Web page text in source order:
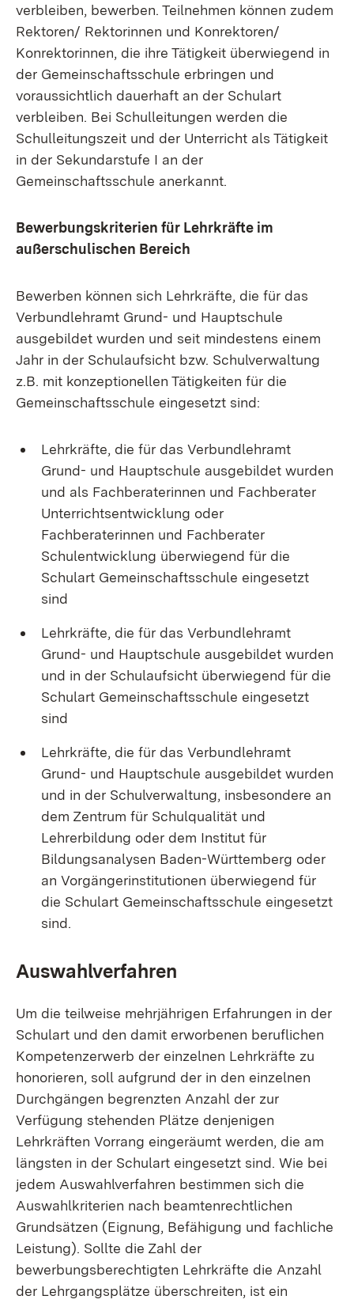
verbleiben, bewerben. Teilnehmen können zudem
Rektoren/ Rektorinnen und Konrektoren/
Konrektorinnen, die ihre Tätigkeit überwiegend in
der Gemeinschaftsschule erbringen und
voraussichtlich dauerhaft an der Schulart
verbleiben. Bei Schulleitungen werden die
Schulleitungszeit und der Unterricht als Tätigkeit
in der Sekundarstufe I an der
Gemeinschaftsschule anerkannt.
Bewerbungskriterien für Lehrkräfte im
außerschulischen Bereich
Bewerben können sich Lehrkräfte, die für das
Verbundlehramt Grund- und Hauptschule
ausgebildet wurden und seit mindestens einem
Jahr in der Schulaufsicht bzw. Schulverwaltung
z.B. mit konzeptionellen Tätigkeiten für die
Gemeinschaftsschule eingesetzt sind:
Lehrkräfte, die für das Verbundlehramt
Grund- und Hauptschule ausgebildet wurden
und als Fachberaterinnen und Fachberater
Unterrichtsentwicklung oder
Fachberaterinnen und Fachberater
Schulentwicklung überwiegend für die
Schulart Gemeinschaftsschule eingesetzt
sind
Lehrkräfte, die für das Verbundlehramt
Grund- und Hauptschule ausgebildet wurden
und in der Schulaufsicht überwiegend für die
Schulart Gemeinschaftsschule eingesetzt
sind
Lehrkräfte, die für das Verbundlehramt
Grund- und Hauptschule ausgebildet wurden
und in der Schulverwaltung, insbesondere an
dem Zentrum für Schulqualität und
Lehrerbildung oder dem Institut für
Bildungsanalysen Baden-Württemberg oder
an Vorgängerinstitutionen überwiegend für
die Schulart Gemeinschaftsschule eingesetzt
sind.
Auswahlverfahren
Um die teilweise mehrjährigen Erfahrungen in der
Schulart und den damit erworbenen beruflichen
Kompetenzerwerb der einzelnen Lehrkräfte zu
honorieren, soll aufgrund der in den einzelnen
Durchgängen begrenzten Anzahl der zur
Verfügung stehenden Plätze denjenigen
Lehrkräften Vorrang eingeräumt werden, die am
längsten in der Schulart eingesetzt sind. Wie bei
jedem Auswahlverfahren bestimmen sich die
Auswahlkriterien nach beamtenrechtlichen
Grundsätzen (Eignung, Befähigung und fachliche
Leistung). Sollte die Zahl der
bewerbungsberechtigten Lehrkräfte die Anzahl
der Lehrgangsplätze überschreiten, ist ein